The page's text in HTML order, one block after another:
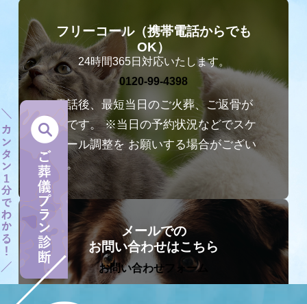
フリーコール（携帯電話からでも
OK）
0120-99-4398
お電話後、最短当日のご火葬、ご返骨が
可能です。※当日の予約状況などでスケ
ジュール調整をお願いする場合がござい
ます。
メールでの
お問い合わせはこちら
お問い合わせフォーム